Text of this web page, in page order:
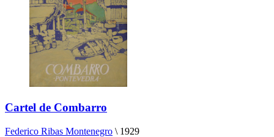
Cartel de Combarro
Federico Ribas Montenegro \ 1929